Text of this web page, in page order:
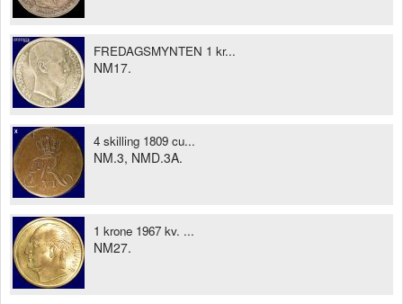
FREDAGSMYNTEN 1 kr...
NM17.
4 skilling 1809 cu...
NM.3, NMD.3A.
1 krone 1967 kv. ...
NM27.